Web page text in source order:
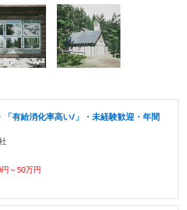
「有給消化率高い/」・未経験歓迎・年間
～50万円